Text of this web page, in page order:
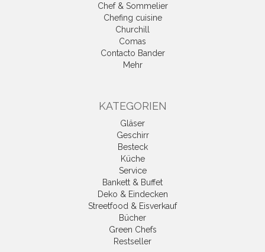
Chef & Sommelier
Chefing cuisine
Churchill
Comas
Contacto Bander
Mehr
KATEGORIEN
Gläser
Geschirr
Besteck
Küche
Service
Bankett & Buffet
Deko & Eindecken
Streetfood & Eisverkauf
Bücher
Green Chefs
Restseller